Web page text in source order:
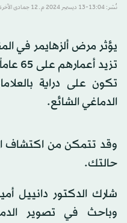
نُشر: 13:04-13 ديسمبر 2024 م ـ 12 جمادى الآخرة 1446 هـ
يؤثر مرض ألزهايمر في
تزيد
تكون على دراية
الدماغي الشائع.
وقد تتمكن من اكتشاف
حالتك.
شارك الدكتور دانييل
وباحث في تصوير